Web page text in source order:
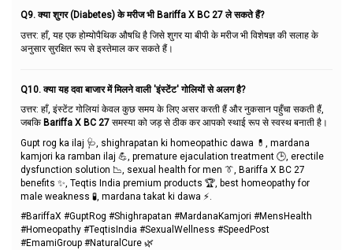
Q9. क्या शुगर (Diabetes) के मरीज भी Bariffa X BC 27 ले सकते हैं?
उत्तर: हाँ, यह एक होम्योपैथिक औषधि है जिसे शुगर या बीपी के मरीज भी विशेषज्ञ की सलाह के
अनुसार सुरक्षित रूप से इस्तेमाल कर सकते हैं।
Q10. क्या यह दवा बाजार में मिलने वाली 'इंस्टेंट' गोलियों से अलग है?
उत्तर: हाँ, इंस्टेंट गोलियां केवल कुछ समय के लिए असर करती हैं और नुकसान पहुँचा सकती हैं,
जबकि Bariffa X BC 27 समस्या को जड़ से ठीक कर आपको स्थाई रूप से स्वस्थ बनाती है।
Gupt rog ka ilaj 🩺, shighrapatan ki homeopathic dawa 💊, mardana
kamjori ka ramban ilaj 💪, premature ejaculation treatment 🕒, erectile
dysfunction solution 📉, sexual health for men 👔, Bariffa X BC 27
benefits ✨, Teqtis India premium products 🏆, best homeopathy for
male weakness 🧪, mardana takat ki dawa ⚡.
#BariffaX #GuptRog #Shighrapatan #MardanaKamjori #MensHealth
#Homeopathy #TeqtisIndia #SexualWellness #SpeedPost
#EmamiGroup #NaturalCure 🌿